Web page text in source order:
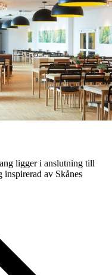
ligger i anslutning till
inspirerad av Skånes